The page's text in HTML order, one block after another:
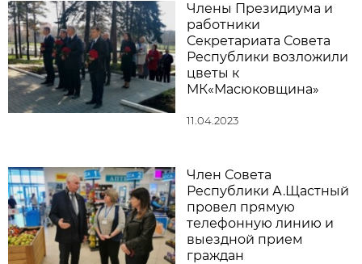
Члены Президиума и
работники
Секретариата Совета
Республики возложили
цветы к
МК«Масюковщина»
11.04.2023
Член Совета
Республики А.Щастный
провел прямую
телефонную линию и
выездной прием
граждан